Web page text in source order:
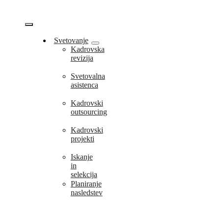
content
Vklopi/Izklopi
navigacijo
Svetovanje
Kadrovska
revizija
Svetovalna
asistenca
Kadrovski
outsourcing
Kadrovski
projekti
Iskanje
in
selekcija
Planiranje
nasledstev